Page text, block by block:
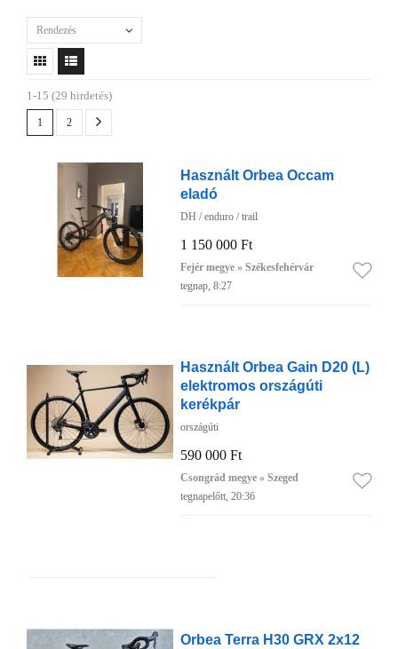
Rendezés
1-15 (29 hirdetés)
1 2
Használt Orbea Occam
eladó
DH / enduro / trail
1 150 000 Ft
Fejér megye » Székesfehérvár
tegnap, 8:27
Használt Orbea Gain D20 (L)
elektromos országúti
kerékpár
országúti
590 000 Ft
Csongrád megye » Szeged
tegnapelőtt, 20:36
Orbea Terra H30 GRX 2x12